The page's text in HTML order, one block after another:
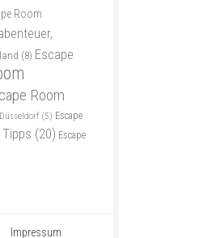
Room
(8) Escape
Room
(5) Escape
(20) Escape
Impressum